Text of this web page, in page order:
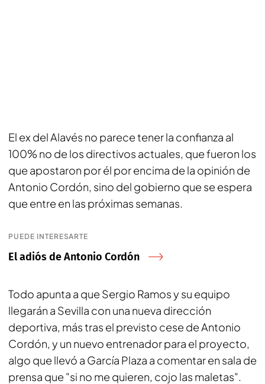
El ex del Alavés no parece tener la confianza al
100% no de los directivos actuales, que fueron los
que apostaron por él por encima de la opinión de
Antonio Cordón, sino del gobierno que se espera
que entre en las próximas semanas.
PUEDE INTERESARTE
El adiós de Antonio Cordón
Todo apunta a que Sergio Ramos y su equipo
llegarán a Sevilla con una nueva dirección
deportiva, más tras el previsto cese de Antonio
Cordón, y un nuevo entrenador para el proyecto,
algo que llevó a García Plaza a comentar en sala de
prensa que "si no me quieren, cojo las maletas".